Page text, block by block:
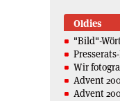
Oldies
"Bild"-
Wir
Advent
Advent